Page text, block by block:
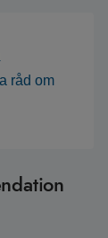
råd om